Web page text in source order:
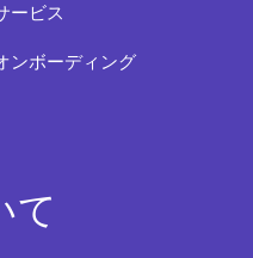
ービス
ンボーディング
て